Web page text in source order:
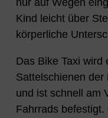
Kind leicht über
körperliche
Das Bike Taxi wird
Sattelschienen
und ist schnell am
Fahrrads